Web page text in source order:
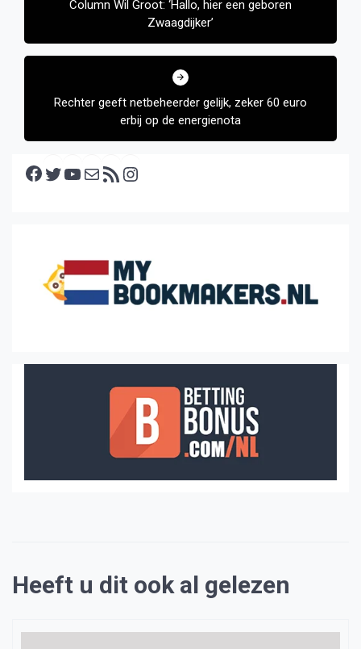
Column Wil Groot: ‘Hallo, hier een geboren
Zwaagdijker’
Rechter geeft netbeheerder gelijk, zeker 60 euro
erbij op de energienota
Facebook Twitter YouTube E-mail RSS feed
Heeft u dit ook al gelezen